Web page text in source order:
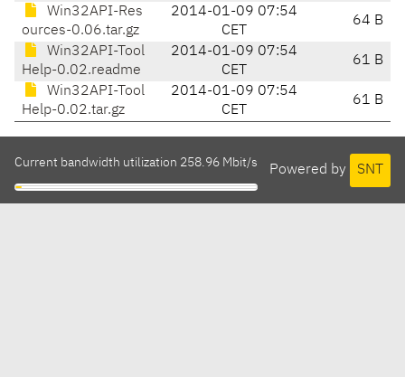
Win32API-Res
ources-0.06.tar.gz
2014-01-09 07:54
CET
64 B
Win32API-Tool
Help-0.02.readme
2014-01-09 07:54
CET
61 B
Win32API-Tool
Help-0.02.tar.gz
2014-01-09 07:54
CET
61 B
Powered by SNT
Current bandwidth utilization 258.96 Mbit/s